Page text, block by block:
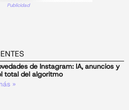
Publicidad
de Instagram: IA, anuncios y
total del algoritmo
»